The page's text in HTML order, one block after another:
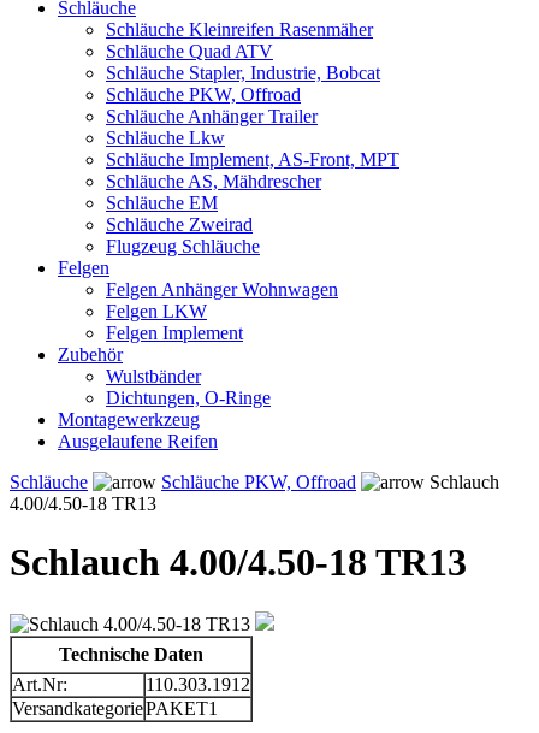
Schläuche
Schläuche Kleinreifen Rasenmäher
Schläuche Quad ATV
Schläuche Stapler, Industrie, Bobcat
Schläuche PKW, Offroad
Schläuche Anhänger Trailer
Schläuche Lkw
Schläuche Implement, AS-Front, MPT
Schläuche AS, Mähdrescher
Schläuche EM
Schläuche Zweirad
Flugzeug Schläuche
Felgen
Felgen Anhänger Wohnwagen
Felgen LKW
Felgen Implement
Zubehör
Wulstbänder
Dichtungen, O-Ringe
Montagewerkzeug
Ausgelaufene Reifen
Schläuche
Schläuche PKW, Offroad
Schlauch
4.00/4.50-18 TR13
Schlauch 4.00/4.50-18 TR13
Technische Daten
Art.Nr:
110.303.1912
VersandkategoriePAKET1